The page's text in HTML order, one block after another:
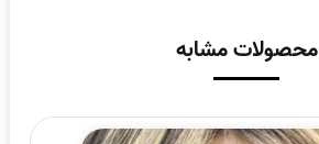
محصولات مشابه